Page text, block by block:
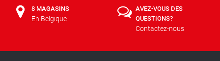
8 MAGASINS
En Belgique
AVEZ-VOUS DES
QUESTIONS?
Contactez-nous